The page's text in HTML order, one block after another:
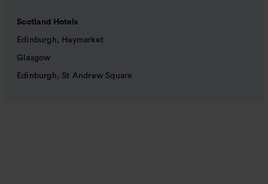
Scotland Hotels
Edinburgh, Haymarket
Glasgow
Edinburgh, St Andrew Square